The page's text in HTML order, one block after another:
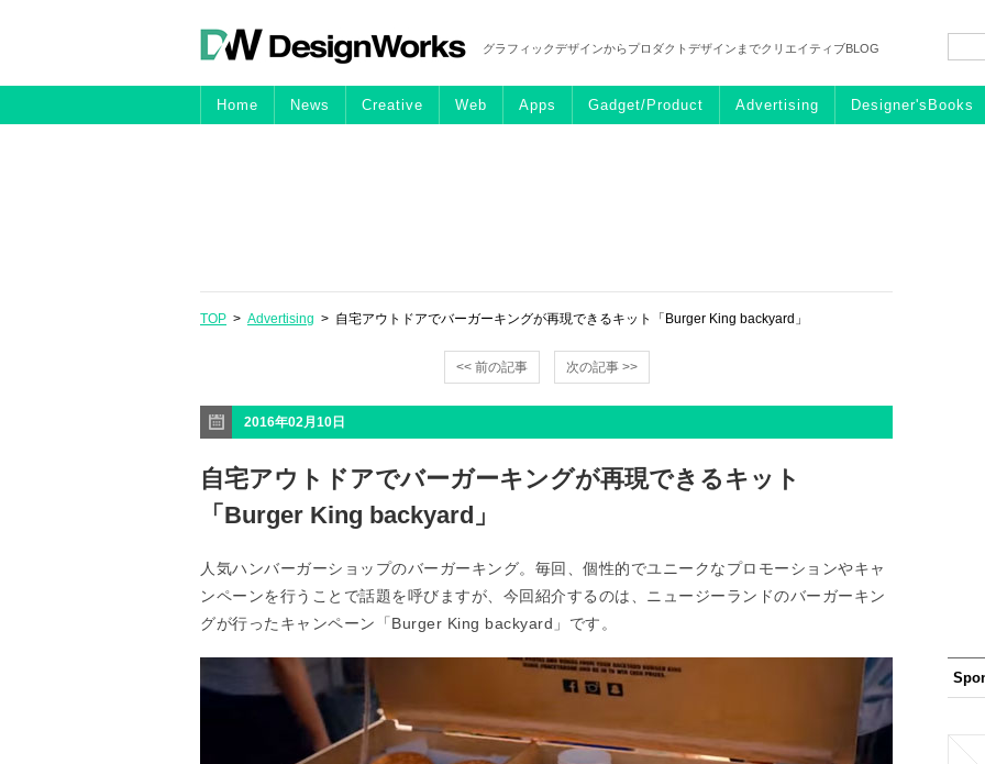
グラフィックデザインからプロダクトデザインまでクリエイティブBLOG
Home News Creative Web Apps Gadget/Product Advertising Designer'sBooks
TOP > Advertising > 自宅アウトドアでバーガーキングが再現できるキット「Burger King backyard」
<< 前の記事 次の記事 >>
2016年02月10日
自宅アウトドアでバーガーキングが再現できるキット
「Burger King backyard」
人気ハンバーガーショップのバーガーキング。毎回、個性的でユニークなプロモーションやキャ
ンペーンを行うことで話題を呼びますが、今回紹介するのは、ニュージーランドのバーガーキン
グが行ったキャンペーン「Burger King backyard」です。